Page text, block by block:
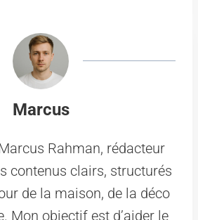
Marcus
Rahman, rédacteur
contenus clairs, structurés
de la maison, de la déco
Mon objectif est d’aider le